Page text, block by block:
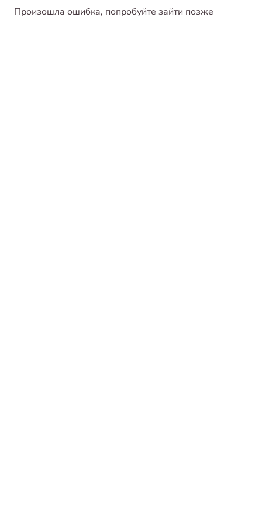
Произошла ошибка, попробуйте зайти позже